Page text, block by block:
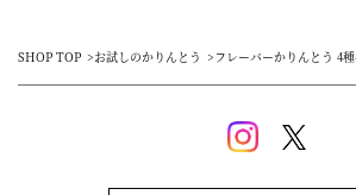
SHOP TOP お試しのかりんとう フレーバーかりんとう 4